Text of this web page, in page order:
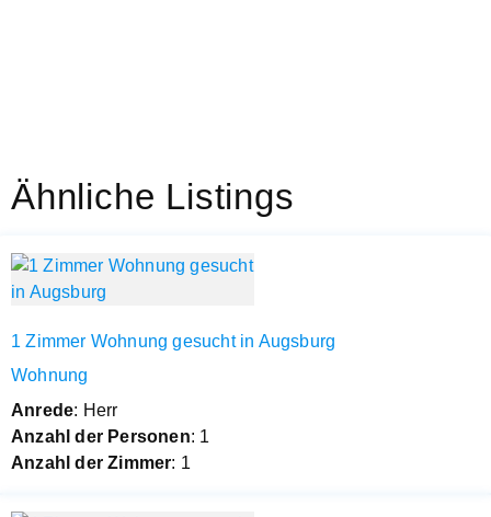
Ähnliche Listings
1 Zimmer Wohnung gesucht in Augsburg
Wohnung
Anrede: Herr
Anzahl der Personen: 1
Anzahl der Zimmer: 1